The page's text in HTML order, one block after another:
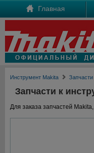
Главная
Инструмент Makita
Запчасти к
Для заказа запчастей